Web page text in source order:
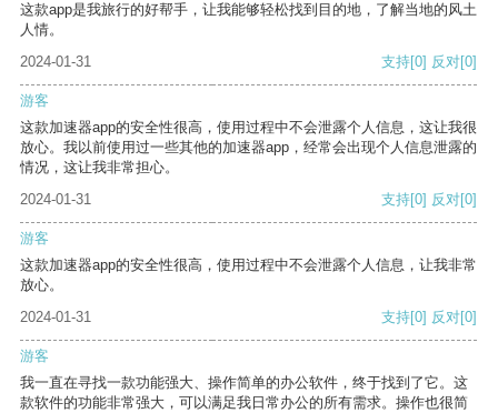
这款app是我旅行的好帮手，让我能够轻松找到目的地，了解当地的风土
人情。
2024-01-31
支持[0] 反对[0]
游客
这款加速器app的安全性很高，使用过程中不会泄露个人信息，这让我很
放心。我以前使用过一些其他的加速器app，经常会出现个人信息泄露的
情况，这让我非常担心。
2024-01-31
支持[0] 反对[0]
游客
这款加速器app的安全性很高，使用过程中不会泄露个人信息，让我非常
放心。
2024-01-31
支持[0] 反对[0]
游客
我一直在寻找一款功能强大、操作简单的办公软件，终于找到了它。这
款软件的功能非常强大，可以满足我日常办公的所有需求。操作也很简